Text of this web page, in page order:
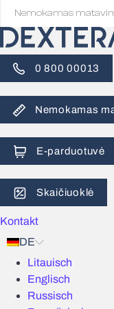
Nemokamas
0 800 00013
Nemokamas
E-parduotuvė
Skaičiuoklė
Kontakt
DE
Litauisch
Englisch
Russisch